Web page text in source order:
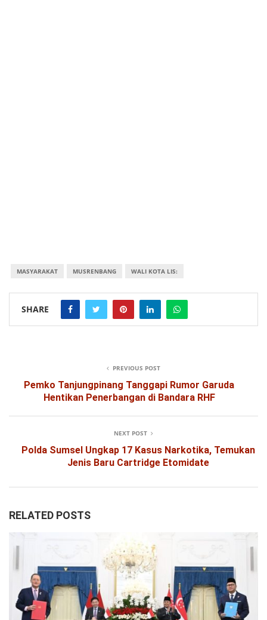
MASYARAKAT MUSRENBANG WALI KOTA LIS:
SHARE
PREVIOUS POST
Pemko Tanjungpinang Tanggapi Rumor Garuda
Hentikan Penerbangan di Bandara RHF
NEXT POST
Polda Sumsel Ungkap 17 Kasus Narkotika, Temukan
Jenis Baru Cartridge Etomidate
RELATED POSTS